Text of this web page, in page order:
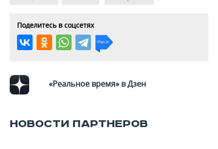
Поделитесь в соцсетях
«Реальное время» в Дзен
НОВОСТИ ПАРТНЕРОВ